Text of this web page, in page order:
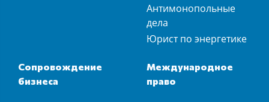
Антимонопольные
дела
Юрист по энергетике
Сопровождение
бизнеса
Международное
право